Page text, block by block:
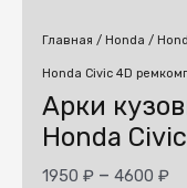
Главная / Honda /
Honda Civic 4D
Арки
Honda
1950₽ –4600₽